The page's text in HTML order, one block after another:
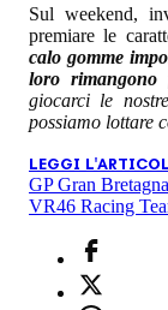
Sul weekend,
premiare le
calo gomme
loro rimangono
giocarci le
possiamo lottare
LEGGI
GP Gran Bretagna
VR46 Racing